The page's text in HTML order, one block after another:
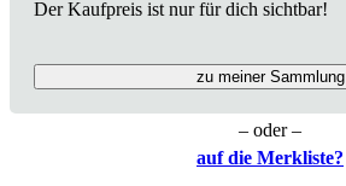
Der Kaufpreis ist nur für dich sichtbar!
zu meiner Sammlung
– oder –
auf die Merkliste?